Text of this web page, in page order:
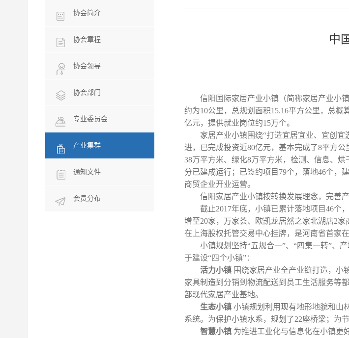
协会简介
协会章程
协会领导
协会部门
专业委员会
产业集群
通知文件
会员分布
中
信阳国际家居产业小镇（简称家居产业小
约为10公里，总规划面积15.16平方公里，总概
亿元，提供就业岗位约15万个。
家居产业小镇围绕“打造宜居宜业、宜创
进，已完成投资近80亿元，基本完成了8平方公
38万平方米、绿化8万平方米，检测、信息、烘
分已建成运行；已签约项目 79个，落地46个，
商贸企业开业运营。
信阳家居产业小镇按转换发展理念，完善
截止2017年底，小镇已累计落地项目 46个
增至20家，万家荟、欧凯龙居然之家北湖店2家
在上海股权托管交易中心挂牌，是河南省首家
小镇规划坚持“五规合一”、 “四集一转”、产
于建设“四个小镇”：
活力小镇围绕家居产业全产业链打造，小
家具制造到分销到物流配送到员工生活服务等
部现代家居产业基地。
生态小镇 小镇规划利用现有地形地貌和山
系统。为保护小镇水系，规划了22座桥梁；为
智慧小镇为推进工业化与信息化在小镇更